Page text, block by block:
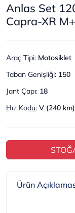
Anlas Set
Capra-XR
Araç Tipi: Motosiklet
Taban Genişliği: 150
Jant Çapı: 18
Hız Kodu: V (240 km)
Ürün